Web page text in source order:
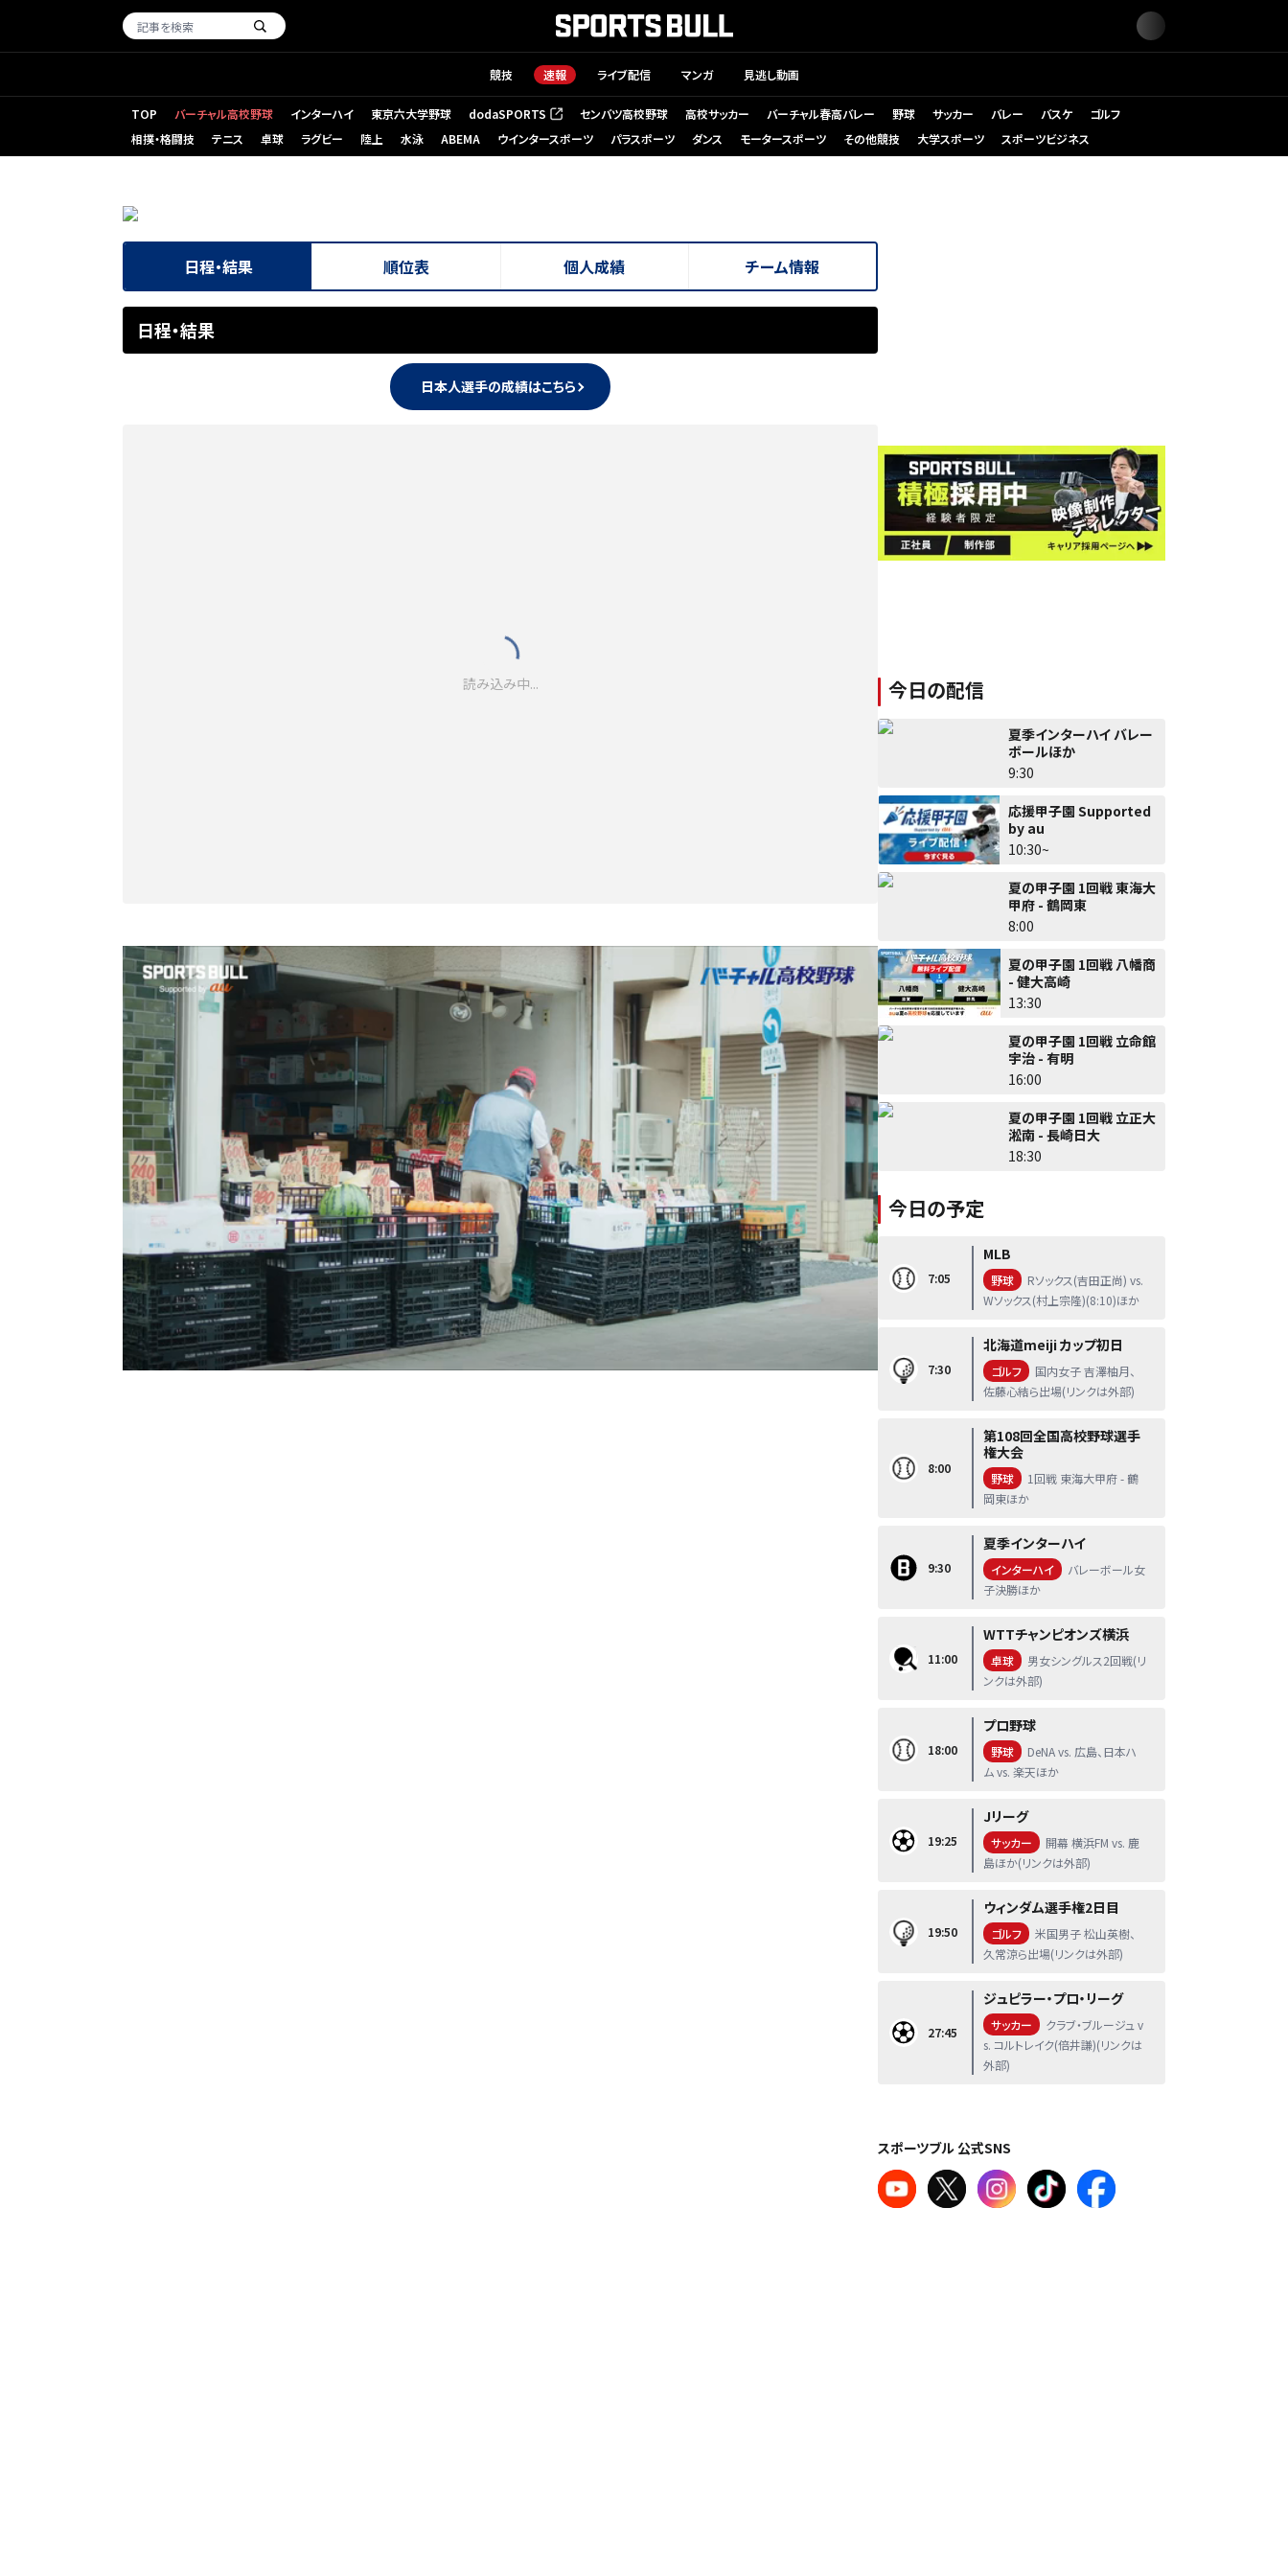
競技 速報 ライブ配信 マンガ 見逃し動画
TOP バーチャル高校野球 インターハイ 東京六大学野球 dodaSPORTS
（新しいタブで開く） センバツ高校野球 高校サッカー バーチャル春高バレー 野球 サッカー バレー バスケ
ゴルフ
相撲・格闘技
テニス 卓球 ラグビー 陸上 水泳 ABEMA ウインタースポーツ パラスポーツ ダンス モータースポーツ その他競技 大学スポーツ スポーツビジネス
日程・結果 順位表 個人成績 チーム情報
日程・結果
日本人選手の成績はこちら
今日の配信
夏季インターハイ バレー
ボールほか
9:30
応援甲子園 Supported
by au
10:30~
夏の甲子園 1回戦 東海大
甲府 - 鶴岡東
8:00
夏の甲子園 1回戦 八幡商
- 健大高崎
13:30
夏の甲子園 1回戦 立命館
宇治 - 有明
16:00
夏の甲子園 1回戦 立正大
淞南 - 長崎日大
18:30
今日の予定
7:05
MLB
野球
Rソックス(吉田正尚) vs.
Wソックス(村上宗隆)(8:10)ほか
7:30
北海道meiji カップ初日
ゴルフ
国内女子 吉澤柚月、
佐藤心結ら出場(リンクは外部)
8:00
第108回全国高校野球選手
権大会
野球
1回戦 東海大甲府 - 鶴
岡東ほか
9:30
夏季インターハイ
インターハイ
バレーボール女
子決勝ほか
11:00
WTTチャンピオンズ横浜
卓球
男女シングルス2回戦(リ
ンクは外部)
18:00
プロ野球
野球
DeNA vs. 広島、日本ハ
ム vs. 楽天ほか
19:25
Jリーグ
サッカー
開幕 横浜FM vs. 鹿
島ほか(リンクは外部)
19:50
ウィンダム選手権2日目
ゴルフ
米国男子 松山英樹、
久常涼ら出場(リンクは外部)
27:45
ジュピラー・プロ・リーグ
サッカー
クラブ・ブルージュ v
s. コルトレイク(倍井謙)(リンクは
外部)
スポーツブル 公式SNS